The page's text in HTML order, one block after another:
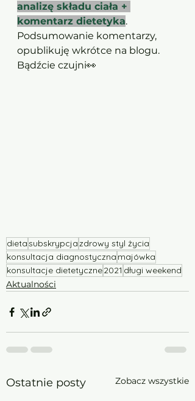
analizę składu ciała +
komentarz dietetyka.
Podsumowanie komentarzy,
opublikuję wkrótce na blogu.
Bądźcie czujni👀
dietasubskrypcjazdrowy styl życia
konsultacja diagnostyczna majówka
konsultacje dietetyczne2021 długi weekend
Aktualności
Ostatnie posty Zobacz wszystkie